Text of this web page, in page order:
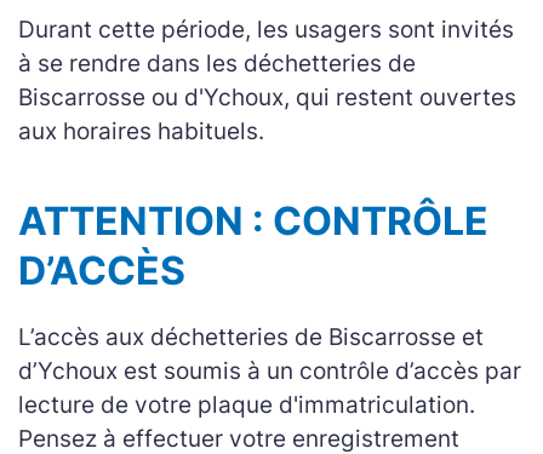
Durant cette période, les usagers sont invités
à se rendre dans les déchetteries de
Biscarrosse ou d'Ychoux, qui restent ouvertes
aux horaires habituels.
ATTENTION : CONTRÔLE
D’ACCÈS
L’accès aux déchetteries de Biscarrosse et
d’Ychoux est soumis à un contrôle d’accès par
lecture de votre plaque d'immatriculation.
Pensez à effectuer votre enregistrement